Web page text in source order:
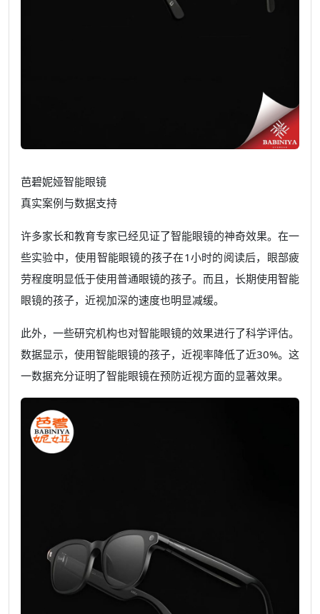
芭碧妮娅智能眼镜
真实案例与数据支持
许多家长和教育专家已经见证了智能眼镜的神奇效果。在一
些实验中，使用智能眼镜的孩子在1小时的阅读后，眼部疲
劳程度明显低于使用普通眼镜的孩子。而且，长期使用智能
眼镜的孩子，近视加深的速度也明显减缓。
此外，一些研究机构也对智能眼镜的效果进行了科学评估。
数据显示，使用智能眼镜的孩子，近视率降低了近30%。这
一数据充分证明了智能眼镜在预防近视方面的显著效果。